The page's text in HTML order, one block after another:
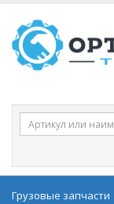
Грузовые запчасти